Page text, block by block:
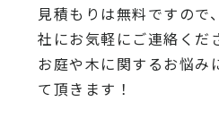
見積もりは無料ですので、
社にお気軽にご連絡くだ
お庭や木に関するお悩み
て頂きます！